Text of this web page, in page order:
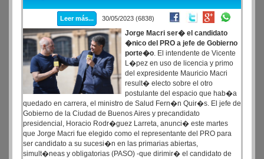
Leer más... 30/05/2023 (6838)
Jorge Macri ser� el candidato
�nico del PRO a jefe de Gobierno
porte�o. El intendente de Vicente
L�pez en uso de licencia y primo
del expresidente Mauricio Macri
result� electo sobre el otro
postulante del espacio que hab�a
quedado en carrera, el ministro de Salud Fern�n Quir�s. El jefe de
Gobierno de la Ciudad de Buenos Aires y precandidato
presidencial, Horacio Rodr�guez Larreta, anunci� este martes
que Jorge Macri fue elegido como el representante del PRO para
ser candidato a su sucesi�n en las primarias abiertas,
simult�neas y obligatorias (PASO) -que dirimir� el candidato de